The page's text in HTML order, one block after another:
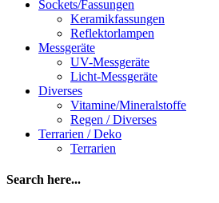
Sockets/Fassungen
Keramikfassungen
Reflektorlampen
Messgeräte
UV-Messgeräte
Licht-Messgeräte
Diverses
Vitamine/Mineralstoffe
Regen / Diverses
Terrarien / Deko
Terrarien
Search here...